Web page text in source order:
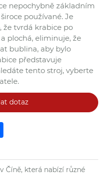
nepochybně základním
používané. Je
že tvrdá krabice po
plochá, eliminuje, že
bublina, aby bylo
představuje
tento stroj, vyberte
dotaz
Číně, která nabízí různé